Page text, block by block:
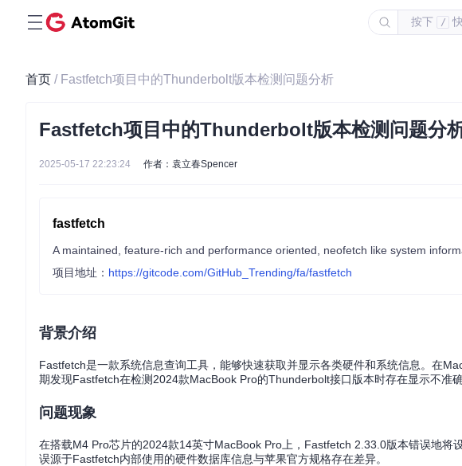
按下 /
首页 / Fastfetch项目中的Thunderbolt版本检测问题分析
Fastfetch项目中的Thunderbolt版本检测问题分
2025-05-17 22:23:24 作者：袁立春Spencer
fastfetch
A maintained, feature-rich and performance oriented, neofetch like system
项目地址： https://gitcode.com/GitHub_Trending/fa/fastfetch
背景介绍
Fastfetch是一款系统信息查询工具，能够快速获取并显示各类硬件和系统信息。在
期发现Fastfetch在检测2024款MacBook Pro的Thunderbolt接口版本时存在显示不准确
问题现象
在搭载M4 Pro芯片的2024款14英寸MacBook Pro上，Fastfetch 2.33.0版本错误地
误源于Fastfetch内部使用的硬件数据库信息与苹果官方规格存在差异。